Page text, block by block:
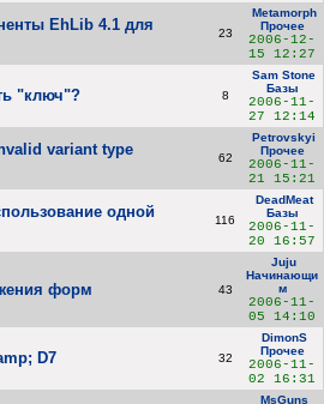
EhLib 4.1 для
23
Metamorph
Прочее
2006-12-
15 12:27
"ключ"? 8
Sam Stone
Базы
2006-11-
27 12:14
variant type
62
Petrovskyi
Прочее
2006-11-
21 15:21
одной
116
DeadMeat
Базы
2006-11-
20 16:57
форм 43
Juju
Начинающи
м
2006-11-
05 14:10
D7 32
DimonS
Прочее
2006-11-
02 16:31
MsGuns